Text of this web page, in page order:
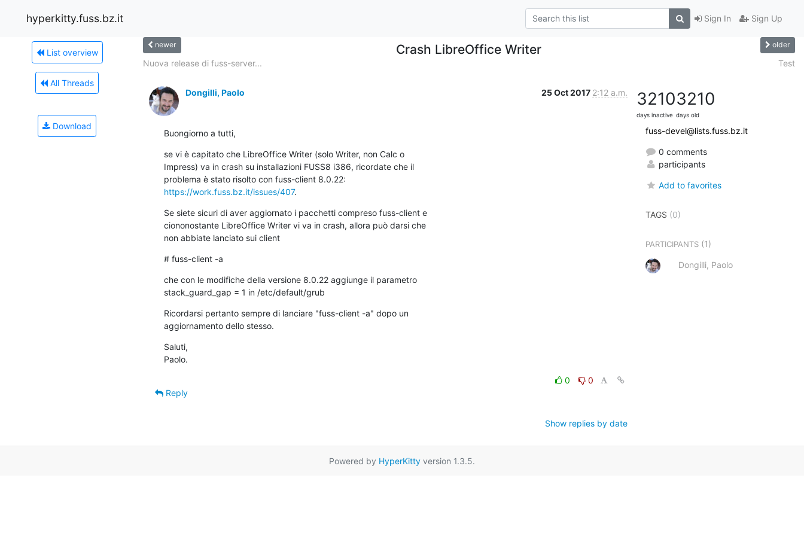
hyperkitty.fuss.bz.it Sign In Sign Up
List overview
All Threads
Download
newer Crash LibreOffice Writer older
Nuova release di fuss-server... Test
Dongilli, Paolo 25 Oct 2017 2:12 a.m.
Buongiorno a tutti,
se vi è capitato che LibreOffice Writer (solo Writer, non Calc o
Impress) va in crash su installazioni FUSS8 i386, ricordate che il
https://work.fuss.bz.it/issues/407.
Se siete sicuri di aver aggiornato i pacchetti compreso fuss-client e
ciononostante LibreOffice Writer vi va in crash, allora può darsi che
non abbiate lanciato sui client
# fuss-client -a
che con le modifiche della versione 8.0.22 aggiunge il parametro
stack_guard_gap = 1 in /etc/default/grub
Ricordarsi pertanto sempre di lanciare "fuss-client -a" dopo un
aggiornamento dello stesso.
Saluti,
Paolo.
0
0
Reply
Show replies by date
3210
days inactive
3210
days old
fuss-devel@lists.fuss.bz.it
0 comments
participants
Add to favorites
TAGS (0)
PARTICIPANTS (1)
Dongilli, Paolo
Powered by HyperKitty version 1.3.5.